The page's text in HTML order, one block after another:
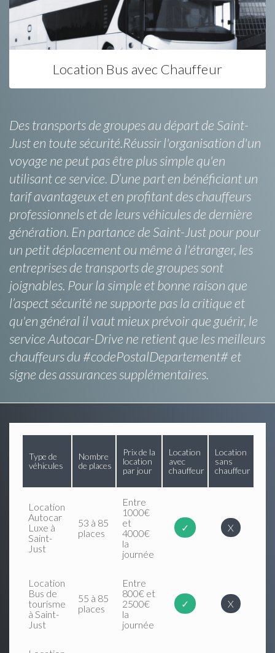
Location Bus avec Chauffeur
Des transports de groupes au départ de Saint-
Just en toute sécurité.Réussir l'organisation d'un
voyage ne peut pas être plus simple qu'en
utilisant ce service. D’une part en bénéficiant un
tarif avantageux et en profitant des chauffeurs
professionnels et de leurs véhicules de dernière
génération. En partance de Saint-Just pour pour
un petit déplacement ou même à l'étranger, les
entreprises de transports de groupes sont
joignables. Pour la simple et bonne raison que
l’aspect sécurité ne supporte pas la critique et
qu'en général il vaut mieux prévoir que guérir, le
service Autocar-Drive ne retient que les meilleurs
chauffeurs du #codePostalDepartement# et
signe des assurances supplémentaires.
Type de
véhicules
Nombre
de places
Prix de la
location
par jour
Location
avec
chauffeur
Location
sans
chauffeur
Location
Autocar
Luxe à
Saint-
Just
53 à 85
places
Entre
1000€
et
4000€
la
journée
✓ X
Location
Bus de
tourisme
à Saint-
Just
55 à 85
places
Entre
800€ et
2500€
la
journée
✓ X